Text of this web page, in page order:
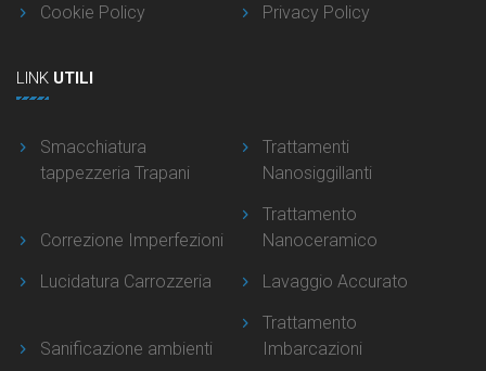
Cookie Policy Privacy Policy
LINK UTILI
Smacchiatura
tappezzeria Trapani
Trattamenti
Nanosiggillanti
Correzione Imperfezioni
Trattamento
Nanoceramico
Lucidatura Carrozzeria
Lavaggio Accurato
Sanificazione ambienti
Trattamento
Imbarcazioni